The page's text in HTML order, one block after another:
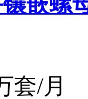
套/月